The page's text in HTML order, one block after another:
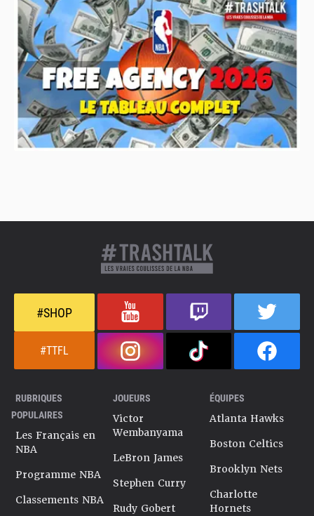
#SHOP
#TTFL
RUBRIQUES
POPULAIRES
Les Français en
NBA
Programme NBA
Classements NBA
JOUEURS
Victor
Wembanyama
LeBron James
Stephen Curry
Rudy Gobert
ÉQUIPES
Atlanta Hawks
Boston Celtics
Brooklyn Nets
Charlotte
Hornets